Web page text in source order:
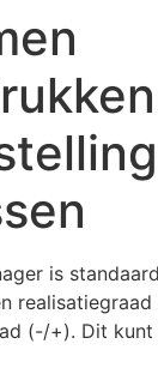
is
(-/+). Dit